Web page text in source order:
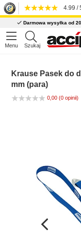
4.99 /
Darmowa wysyłka od
Menu Szukaj
Krause Pasek do
mm (para)
0,00 (0 opinii)